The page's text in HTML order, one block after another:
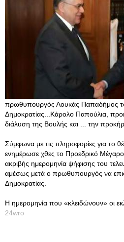
πρωθυπουργός Λουκάς Παπαδήμος
Δημοκρατίας...Κάρολο Παπούλια,
διάλυση της Βουλής και ... την
Σύμφωνα με τις πληροφορίες για το
ενημέρωσε χθες το Προεδρικό
ακριβής ημερομηνία ψήφισης του
αμέσως μετά ο πρωθυπουργός να
Δημοκρατίας.
Η ημερομηνία που «κλειδώνουν» οι
24wro